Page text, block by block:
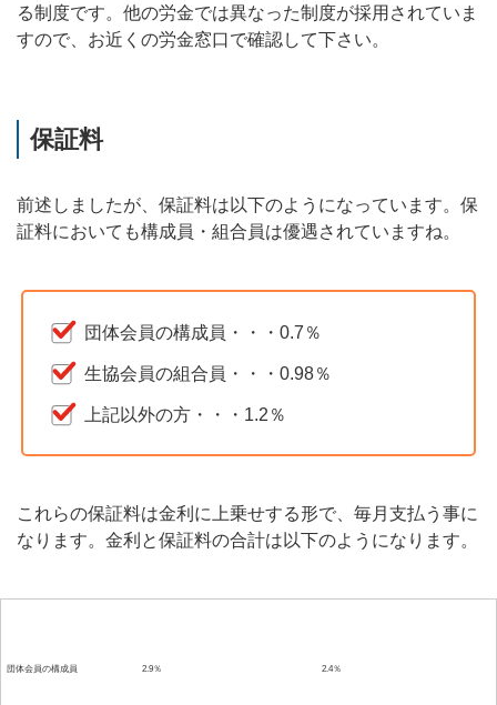
る制度です。他の労金では異なった制度が採用されていま
すので、お近くの労金窓口で確認して下さい。
保証料
前述しましたが、保証料は以下のようになっています。保
証料においても構成員・組合員は優遇されていますね。
団体会員の構成員・・・0.7％
生協会員の組合員・・・0.98％
上記以外の方・・・1.2％
これらの保証料は金利に上乗せする形で、毎月支払う事に
なります。金利と保証料の合計は以下のようになります。
団体会員の構成員 2.9％ 2.4％